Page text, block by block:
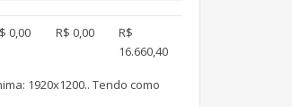
0,00 R$ 0,00
R$
16.660,40
1920x1200.. Tendo como